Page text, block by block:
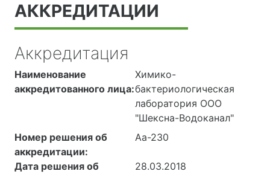
АККРЕДИТАЦИИ
Аккредитация
Наименование
аккредитованного лица:
Химико-
бактериологическая
лаборатория ООО
"Шексна-Водоканал"
Номер решения об
аккредитации:
Аа-230
Дата решения об
28.03.2018